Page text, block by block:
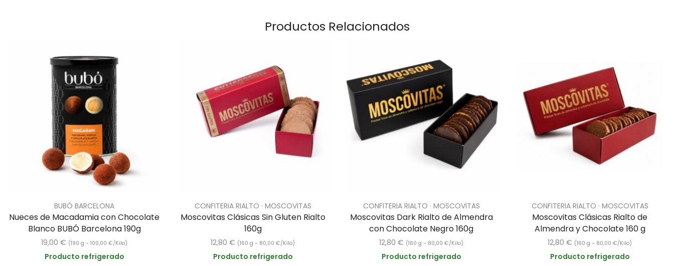
Productos Relacionados
BUBÓ BARCELONA
Nueces de Macadamia con Chocolate
Blanco BUBÓ Barcelona 190g
19,00 € (190 g - 100,00 €/Kilo)
Producto refrigerado
CONFITERIA RIALTO · MOSCOVITAS
Moscovitas Clásicas Sin Gluten Rialto
160g
12,80 € (160 g - 80,00 €/Kilo)
Producto refrigerado
CONFITERIA RIALTO · MOSCOVITAS
Moscovitas Dark Rialto de Almendra
con Chocolate Negro 160g
12,80 € (160 g - 80,00 €/Kilo)
Producto refrigerado
CONFITERIA RIALTO · MOSCOVITAS
Moscovitas Clásicas Rialto de
Almendra y Chocolate 160 g
12,80 € (160 g - 80,00 €/Kilo)
Producto refrigerado